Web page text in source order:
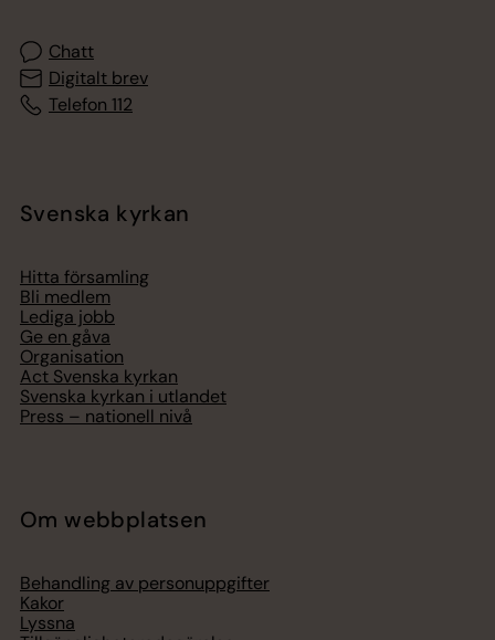
Chatt
Digitalt brev
Telefon 112
Svenska kyrkan
Hitta församling
Bli medlem
Lediga jobb
Ge en gåva
Organisation
Act Svenska kyrkan
Svenska kyrkan i utlandet
Press – nationell nivå
Om webbplatsen
Behandling av personuppgifter
Kakor
Lyssna